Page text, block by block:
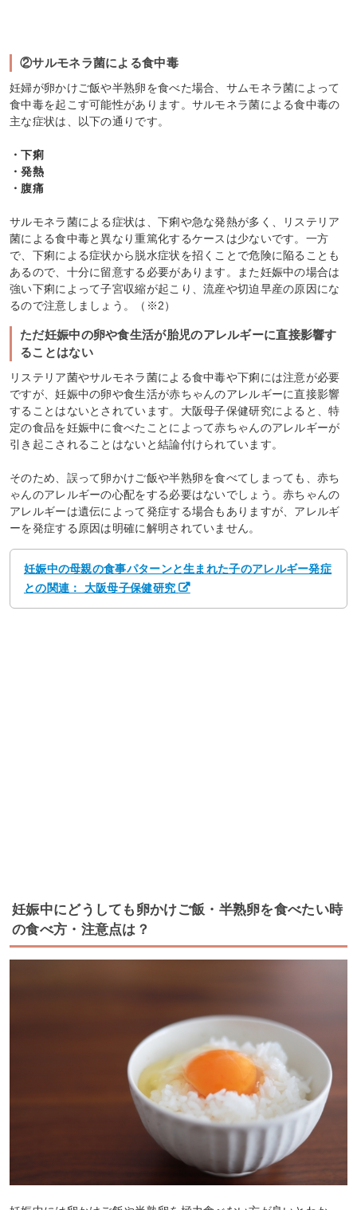
②サルモネラ菌による食中毒
妊婦が卵かけご飯や半熟卵を食べた場合、サムモネラ菌によって
食中毒を起こす可能性があります。サルモネラ菌による食中毒の
主な症状は、以下の通りです。
・下痢
・発熱
・腹痛
サルモネラ菌による症状は、下痢や急な発熱が多く、リステリア
菌による食中毒と異なり重篤化するケースは少ないです。一方
で、下痢による症状から脱水症状を招くことで危険に陥ることも
あるので、十分に留意する必要があります。また妊娠中の場合は
強い下痢によって子宮収縮が起こり、流産や切迫早産の原因にな
るので注意しましょう。（※2）
ただ妊娠中の卵や食生活が胎児のアレルギーに直接影響す
ることはない
リステリア菌やサルモネラ菌による食中毒や下痢には注意が必要
ですが、妊娠中の卵や食生活が赤ちゃんのアレルギーに直接影響
することはないとされています。大阪母子保健研究によると、特
定の食品を妊娠中に食べたことによって赤ちゃんのアレルギーが
引き起こされることはないと結論付けられています。
そのため、誤って卵かけご飯や半熟卵を食べてしまっても、赤ち
ゃんのアレルギーの心配をする必要はないでしょう。赤ちゃんの
アレルギーは遺伝によって発症する場合もありますが、アレルギ
ーを発症する原因は明確に解明されていません。
妊娠中の母親の食事パターンと生まれた子のアレルギー発症
との関連： 大阪母子保健研究
妊娠中にどうしても卵かけご飯・半熟卵を食べたい時
の食べ方・注意点は？